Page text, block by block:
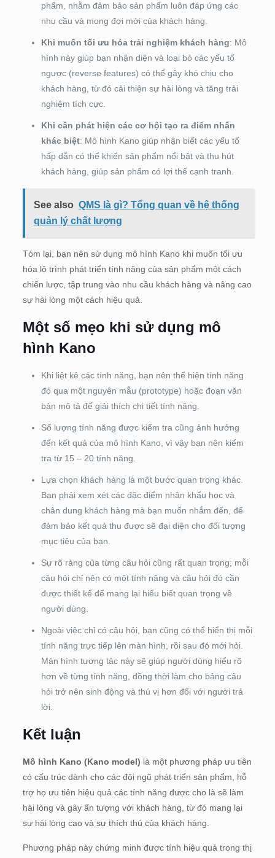
phẩm, nhằm đảm bảo sản phẩm luôn đáp ứng các
nhu cầu và mong đợi mới của khách hàng.
Khi muốn tối ưu hóa trải nghiệm khách hàng: Mô
hình này giúp bạn nhận diện và loại bỏ các yếu tố
ngược (reverse features) có thể gây khó chịu cho
khách hàng, từ đó cải thiện sự hài lòng và tăng trải
nghiệm tích cực.
Khi cần phát hiện các cơ hội tạo ra điểm nhấn
khác biệt: Mô hình Kano giúp nhận biết các yếu tố
hấp dẫn có thể khiến sản phẩm nổi bật và thu hút
khách hàng, giúp sản phẩm có lợi thế cạnh tranh.
See also QMS là gì? Tổng quan về hệ thống
quản lý chất lượng
Tóm lại, bạn nên sử dụng mô hình Kano khi muốn tối ưu
hóa lộ trình phát triển tính năng của sản phẩm một cách
chiến lược, tập trung vào nhu cầu khách hàng và nâng cao
sự hài lòng một cách hiệu quả.
Một số mẹo khi sử dụng mô
hình Kano
Khi liệt kê các tính năng, bạn nên thể hiện tính năng
đó qua một nguyên mẫu (prototype) hoặc đoạn văn
bản mô tả để giải thích chi tiết tính năng.
Số lượng tính năng được kiểm tra cũng ảnh hưởng
đến kết quả của mô hình Kano, vì vậy bạn nên kiểm
tra từ 15 – 20 tính năng.
Lựa chọn khách hàng là một bước quan trọng khác.
Bạn phải xem xét các đặc điểm nhân khẩu học và
chân dung khách hàng mà bạn muốn nhắm đến, để
đảm bảo kết quả thu được sẽ đại diện cho đối tượng
mục tiêu của bạn.
Sự rõ ràng của từng câu hỏi cũng rất quan trọng; mỗi
câu hỏi chỉ nên có một tính năng và câu hỏi đó cần
được thiết kế để mang lại hiểu biết quan trọng về
người dùng.
Ngoài việc chỉ có câu hỏi, bạn cũng có thể hiển thị mỗi
tính năng trực tiếp lên màn hình, rồi sau đó mới hỏi.
Màn hình tương tác này sẽ giúp người dùng hiểu rõ
hơn về từng tính năng, đồng thời làm cho bảng câu
hỏi trở nên sinh động và thú vị hơn đối với người trả
lời.
Kết luận
Mô hình Kano (Kano model) là một phương pháp ưu tiên
có cấu trúc dành cho các đội ngũ phát triển sản phẩm, hỗ
trợ họ ưu tiên hiệu quả các tính năng được cho là sẽ làm
hài lòng và gây ấn tượng với khách hàng, từ đó mang lại
sự hài lòng cao và sự thích thú của khách hàng.
Phương pháp này chứng minh được tính hiệu quả trong thị